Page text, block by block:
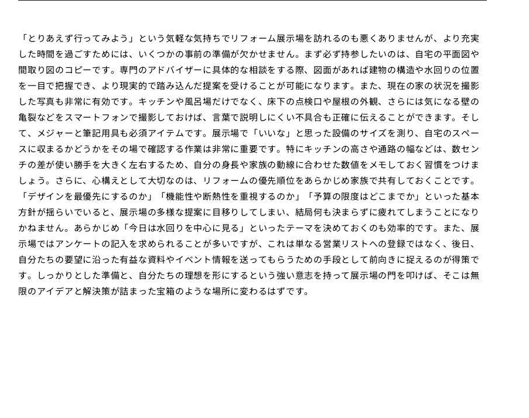
「とりあえず行ってみよう」という気軽な気持ちでリフォーム展示場を訪れるのも悪くありませんが、より充実
した時間を過ごすためには、いくつかの事前の準備が欠かせません。まず必ず持参したいのは、自宅の平面図や
間取り図のコピーです。専門のアドバイザーに具体的な相談をする際、図面があれば建物の構造や水回りの位置
を一目で把握でき、より現実的で踏み込んだ提案を受けることが可能になります。また、現在の家の状況を撮影
した写真も非常に有効です。キッチンや風呂場だけでなく、床下の点検口や屋根の外観、さらには気になる壁の
亀裂などをスマートフォンで撮影しておけば、言葉で説明しにくい不具合も正確に伝えることができます。そし
て、メジャーと筆記用具も必須アイテムです。展示場で「いいな」と思った設備のサイズを測り、自宅のスペー
スに収まるかどうかをその場で確認する作業は非常に重要です。特にキッチンの高さや通路の幅などは、数セン
チの差が使い勝手を大きく左右するため、自分の身長や家族の動線に合わせた数値をメモしておく習慣をつけま
しょう。さらに、心構えとして大切なのは、リフォームの優先順位をあらかじめ家族で共有しておくことです。
「デザインを最優先にするのか」「機能性や断熱性を重視するのか」「予算の限度はどこまでか」といった基本
方針が揺らいでいると、展示場の多様な提案に目移りしてしまい、結局何も決まらずに疲れてしまうことになり
かねません。あらかじめ「今日は水回りを中心に見る」といったテーマを決めておくのも効率的です。また、展
示場ではアンケートの記入を求められることが多いですが、これは単なる営業リストへの登録ではなく、後日、
自分たちの要望に沿った有益な資料やイベント情報を送ってもらうための手段として前向きに捉えるのが得策で
す。しっかりとした準備と、自分たちの理想を形にするという強い意志を持って展示場の門を叩けば、そこは無
限のアイデアと解決策が詰まった宝箱のような場所に変わるはずです。